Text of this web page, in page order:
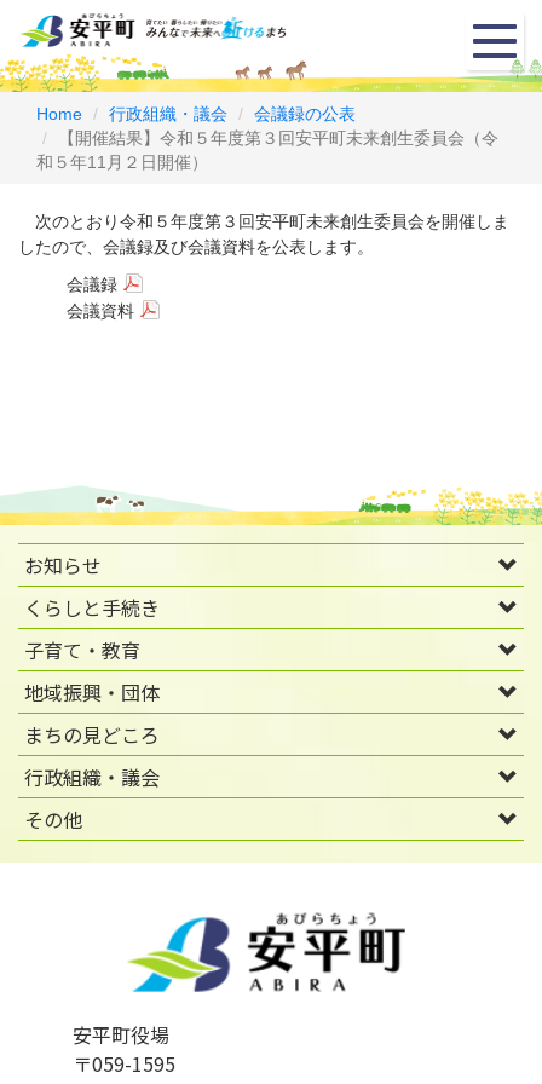
メ
ニ
ュ
Home 行政組織・議会
会議録の公表
【開催結果】令和５年度第３回安平町未来創生委員会（令
和５年11月２日開催）
次のとおり令和５年度第３回安平町未来創生委員会を開催しま
したので、会議録及び会議資料を公表します。
会議録
会議資料
お知らせ
くらしと手続き
子育て・教育
地域振興・団体
まちの見どころ
行政組織・議会
その他
安平町役場
〒059-1595